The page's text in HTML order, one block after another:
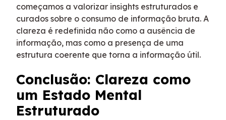
começamos a valorizar insights estruturados e
curados sobre o consumo de informação bruta. A
clareza é redefinida não como a ausência de
informação, mas como a presença de uma
estrutura coerente que torna a informação útil.
Conclusão: Clareza como
um Estado Mental
Estruturado